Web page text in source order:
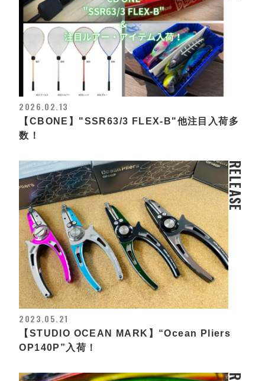
2026.02.13
【CBONE】"SSR63/3 FLEX-B"他注目入荷多
数！
RELEASE
2023.05.21
【STUDIO OCEAN MARK】“Ocean Pliers
OP140P”入荷！